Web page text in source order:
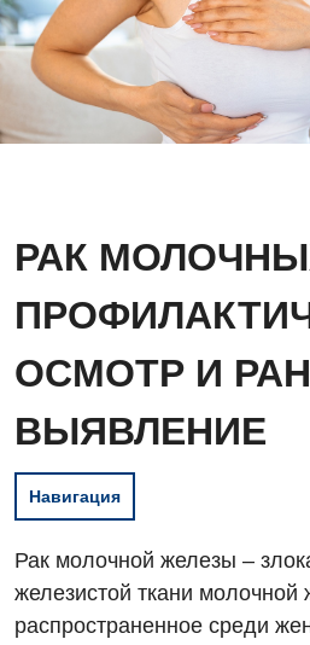
РАК
ОСМОТР И
ВЫЯВЛЕНИЕ
Навигация
Рак молочной железы –
железистой ткани
распространенное среди